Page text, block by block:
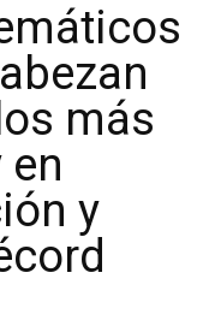
más
en
y